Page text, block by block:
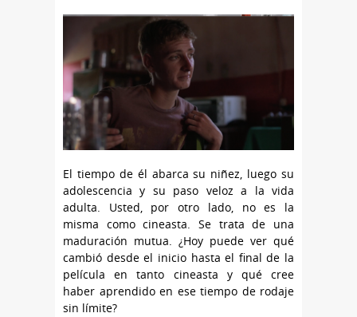
El tiempo de él abarca su niñez, luego su
adolescencia y su paso veloz a la vida
adulta. Usted, por otro lado, no es la
misma como cineasta. Se trata de una
maduración mutua. ¿Hoy puede ver qué
cambió desde el inicio hasta el final de la
película en tanto cineasta y qué cree
haber aprendido en ese tiempo de rodaje
sin límite?